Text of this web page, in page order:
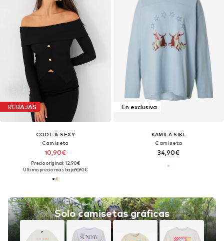
REBAJAS
COOL & SEXY
Camiseta
10,90€
Precio original: 12,90€
Último precio más bajo:9,90€
Solo camisetas gráficas
En exclusiva
KAMILA ŠIKL
Camiseta
34,90€